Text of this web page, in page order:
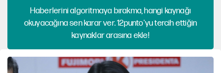
Haberlerini algoritmaya bırakma, hangi kaynağı
okuyacağına sen karar ver. 12punto'yu tercih ettiğin
kaynaklar arasına ekle!